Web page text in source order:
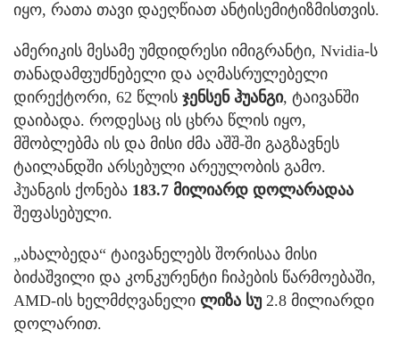
იყო, რათა თავი დაეღწიათ ანტისემიტიზმისთვის.
ამერიკის მესამე უმდიდრესი იმიგრანტი, Nvidia-ს
თანადამფუძნებელი და აღმასრულებელი
დირექტორი, 62 წლის ჯენსენ ჰუანგი, ტაივანში
დაიბადა. როდესაც ის ცხრა წლის იყო,
მშობლებმა ის და მისი ძმა აშშ-ში გაგზავნეს
ტაილანდში არსებული არეულობის გამო.
ჰუანგის ქონება 183.7 მილიარდ დოლარადაა
შეფასებული.
„ახალბედა“ ტაივანელებს შორისაა მისი
ბიძაშვილი და კონკურენტი ჩიპების წარმოებაში,
AMD-ის ხელმძღვანელი ლიზა სუ 2.8 მილიარდი
დოლარით.